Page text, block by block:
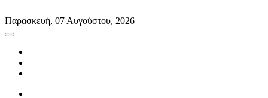
to
content
Παρασκευή, 07 Αυγούστου, 2026